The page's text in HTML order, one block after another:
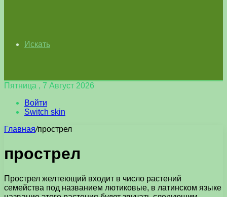
Искать
Пятница , 7 Август 2026
Войти
Switch skin
Главная/прострел
прострел
Прострел желтеющий входит в число растений
семейства под названием лютиковые, в латинском языке